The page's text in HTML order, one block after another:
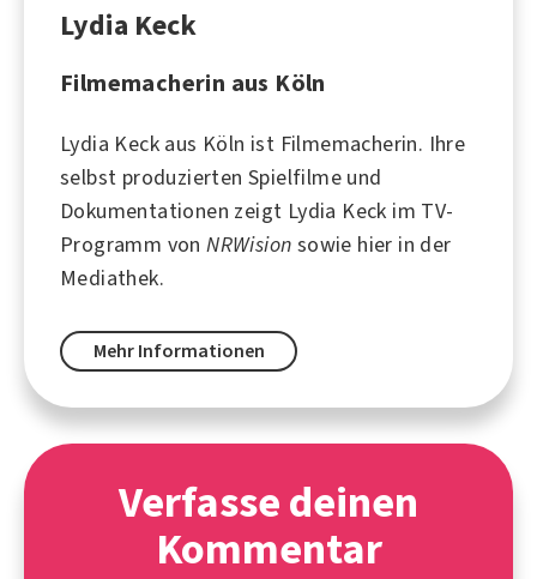
Lydia Keck
Filmemacherin aus Köln
Lydia Keck aus Köln ist Filmemacherin. Ihre
selbst produzierten Spielfilme und
Dokumentationen zeigt Lydia Keck im TV-
Programm vonNRWision sowie hier in der
Mediathek.
Mehr Informationen
Verfasse deinen
Kommentar